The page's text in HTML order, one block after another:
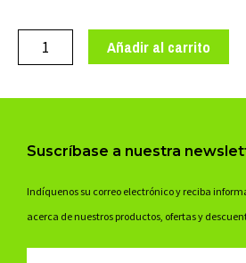
14*1.3/8-
16*1.50
Añadir al carrito
Suscríbase a nuestra
Indíquenos su correo electrónico y reciba
acerca de nuestros productos, ofertas y